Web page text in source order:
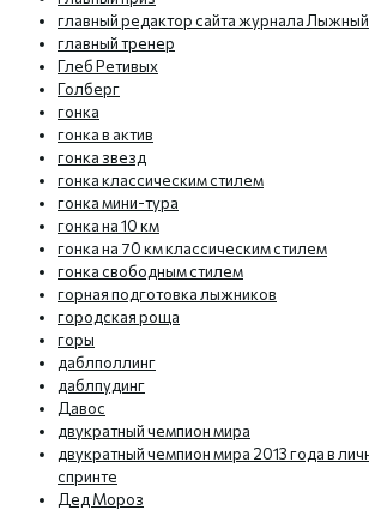
главный редактор сайта журнала
главный тренер
Глеб Ретивых
Голберг
гонка
гонка в актив
гонка звезд
гонка классическим стилем
гонка мини-тура
гонка на 10 км
гонка на 70 км классическим стилем
гонка свободным стилем
горная подготовка лыжников
городская роща
горы
даблполлинг
даблпудинг
Давос
двукратный чемпион мира
двукратный чемпион мира 2013 года в
спринте
Дед Мороз